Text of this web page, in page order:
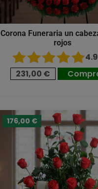
Corona Funeraria un
rojos
231,00 €
176,00 €